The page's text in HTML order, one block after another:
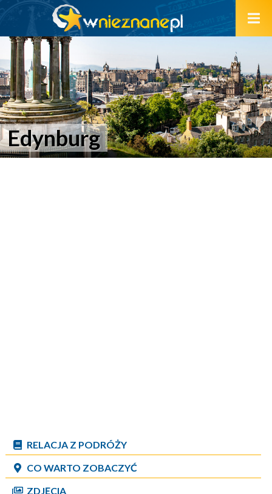
Edynburg
RELACJA Z PODRÓŻY
CO WARTO ZOBACZYĆ
ZDJĘCIA